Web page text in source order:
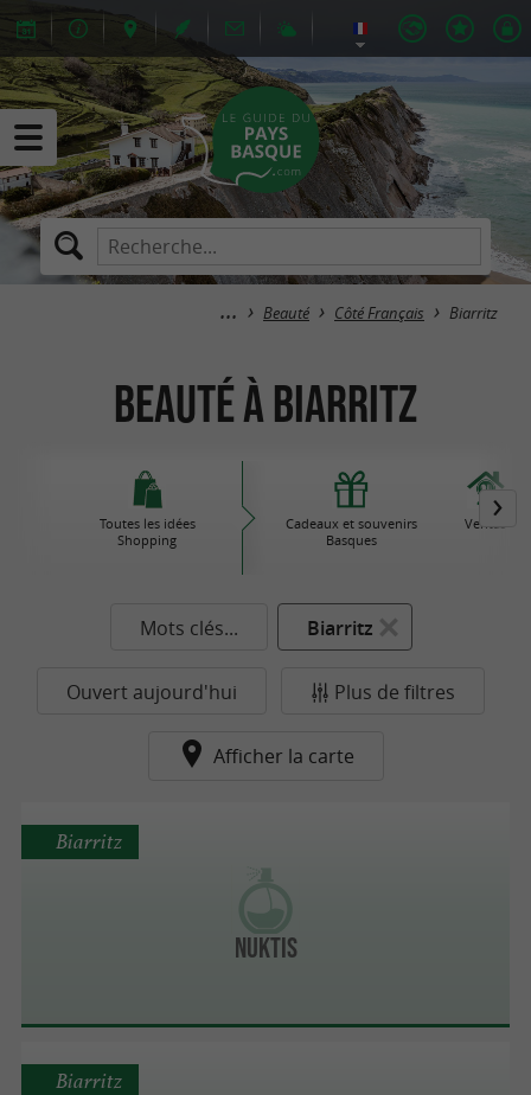
Beauté Côté Français Biarritz
Beauté à Biarritz
Toutes les idées
Shopping
Cadeaux et souvenirs
Basques
Ventas
Mots clés... Biarritz
Ouvert aujourd'hui Plus de filtres
Afficher la carte
Nuktis
Biarritz
Biarritz